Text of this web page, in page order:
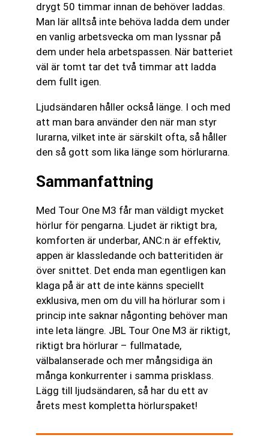
drygt 50 timmar innan de behöver laddas.
Man lär alltså inte behöva ladda dem under
en vanlig arbetsvecka om man lyssnar på
dem under hela arbetspassen. När batteriet
väl är tomt tar det två timmar att ladda
dem fullt igen.
Ljudsändaren håller också länge. I och med
att man bara använder den när man styr
lurarna, vilket inte är särskilt ofta, så håller
den så gott som lika länge som hörlurarna.
Sammanfattning
Med Tour One M3 får man väldigt mycket
hörlur för pengarna. Ljudet är riktigt bra,
komforten är underbar, ANC:n är effektiv,
appen är klassledande och batteritiden är
över snittet. Det enda man egentligen kan
klaga på är att de inte känns speciellt
exklusiva, men om du vill ha hörlurar som i
princip inte saknar någonting behöver man
inte leta längre. JBL Tour One M3 är riktigt,
riktigt bra hörlurar – fullmatade,
välbalanserade och mer mångsidiga än
många konkurrenter i samma prisklass.
Lägg till ljudsändaren, så har du ett av
årets mest kompletta hörlurspaket!